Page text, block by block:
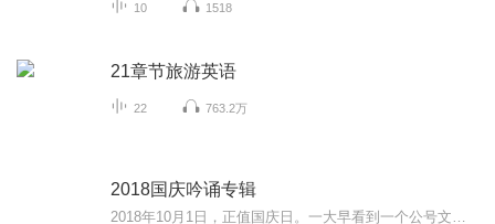
10 1518
21章节旅游英语
22 763.2万
2018国庆吟诵专辑